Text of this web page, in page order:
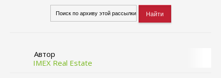
Автор
IMEX Real Estate